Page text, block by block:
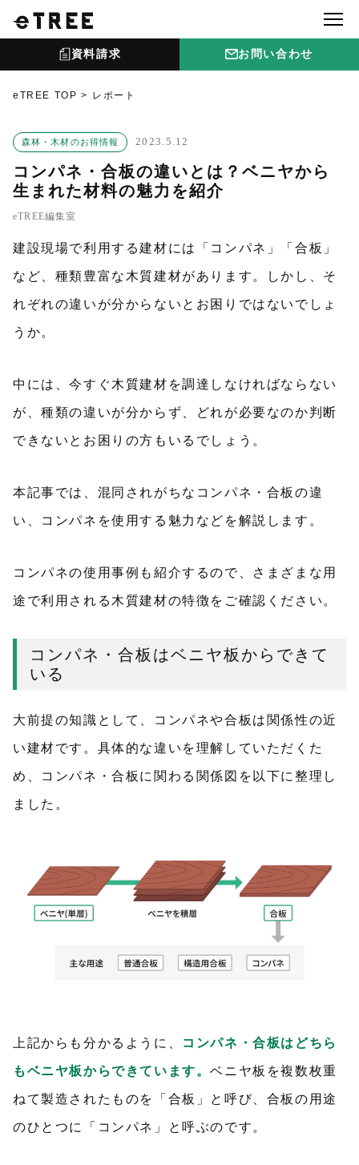
資料請求 お問い合わせ
eTREE TOP レポート
森林・木材のお得情報 2023.5.12
コンパネ・合板の違いとは？ベニヤから
生まれた材料の魅力を紹介
eTREE編集室
建設現場で利用する建材には「コンパネ」「合板」
など、種類豊富な木質建材があります。しかし、そ
れぞれの違いが分からないとお困りではないでしょ
うか。
中には、今すぐ木質建材を調達しなければならない
が、種類の違いが分からず、どれが必要なのか判断
できないとお困りの方もいるでしょう。
本記事では、混同されがちなコンパネ・合板の違
い、コンパネを使用する魅力などを解説します。
コンパネの使用事例も紹介するので、さまざまな用
途で利用される木質建材の特徴をご確認ください。
コンパネ・合板はベニヤ板からできて
いる
大前提の知識として、コンパネや合板は関係性の近
い建材です。具体的な違いを理解していただくた
め、コンパネ・合板に関わる関係図を以下に整理し
ました。
上記からも分かるように、 コンパネ・合板はどちら
もベニヤ板からできています。ベニヤ板を複数枚重
ねて製造されたものを「合板」と呼び、合板の用途
のひとつに「コンパネ」と呼ぶのです。